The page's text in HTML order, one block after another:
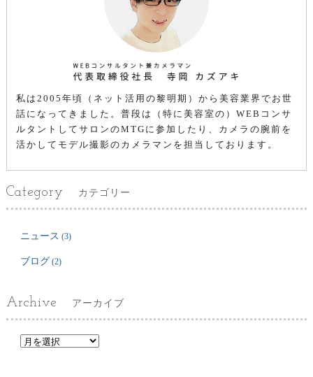
私は2005年頃（ネット活用の黎明期）から美容業界でお世
話になってきました。普段は（特に美容室の）WEBコンサ
ルタントしてサロンのMTGに参加したり、カメラの腕前を
活かしてモデル撮影のカメラマンを担当しております。
Category カテゴリー
ニュース (3)
ブログ (2)
Archive アーカイブ